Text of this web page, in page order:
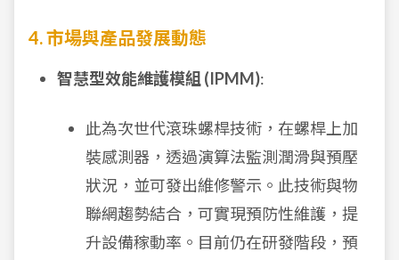
4. 市場與產品發展動態
智慧型效能維護模組 (IPMM):
此為次世代滾珠螺桿技術，在螺桿上加
裝感測器，透過演算法監測潤滑與預壓
狀況，並可發出維修警示。此技術與物
聯網趨勢結合，可實現預防性維護，提
升設備稼動率。目前仍在研發階段，預